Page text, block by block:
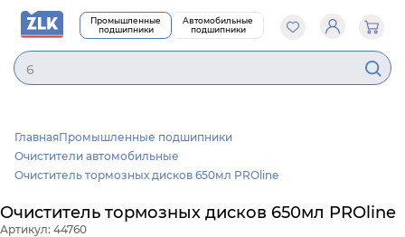
Промышленные
подшипники
Автомобильные
подшипники
62
ГлавнаяПромышленные подшипники
Очистители автомобильные
Очиститель тормозных дисков 650мл PROline
Очиститель тормозных дисков 650мл PROline
Артикул: 44760